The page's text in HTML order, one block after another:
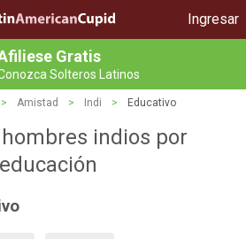
Ingresar
Gratis
Solteros Latinos
> Amistad > Indi > Educativo
indios por
educación